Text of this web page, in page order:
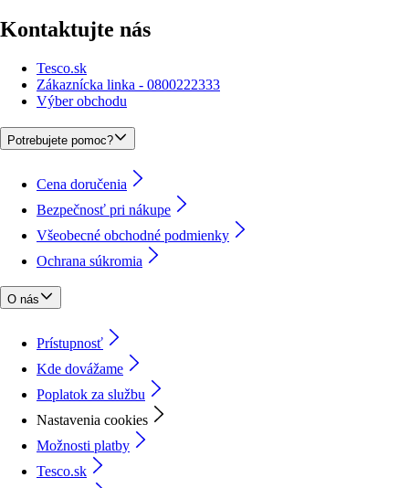
Kontaktujte nás
Tesco.sk
Zákaznícka linka - 0800222333
Výber obchodu
Potrebujete pomoc?
Cena doručenia
Bezpečnosť pri nákupe
Všeobecné obchodné podmienky
Ochrana súkromia
O nás
Prístupnosť
Kde dovážame
Poplatok za službu
Nastavenia cookies
Možnosti platby
Tesco.sk